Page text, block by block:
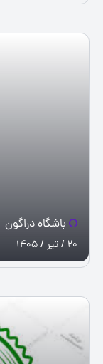
باشگاه دراگون
20 / تیر / 1405